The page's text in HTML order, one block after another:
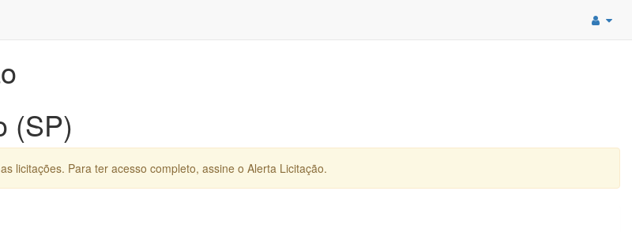
(SP)
licitações. Para ter acesso completo, assine o Alerta Licitação.